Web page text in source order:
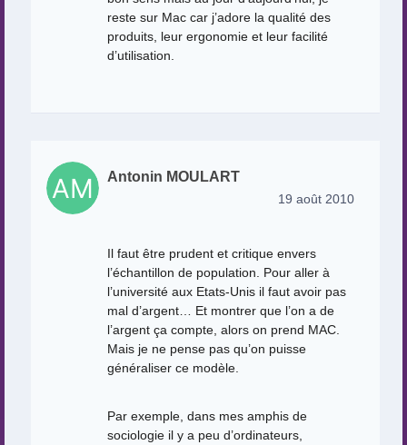
reste sur Mac car j’adore la qualité des
produits, leur ergonomie et leur facilité
d’utilisation.
Antonin MOULART
19 août 2010
Il faut être prudent et critique envers
l’échantillon de population. Pour aller à
l’université aux Etats-Unis il faut avoir pas
mal d’argent… Et montrer que l’on a de
l’argent ça compte, alors on prend MAC.
Mais je ne pense pas qu’on puisse
généraliser ce modèle.
Par exemple, dans mes amphis de
sociologie il y a peu d’ordinateurs,